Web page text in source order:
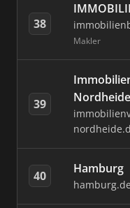
38
Makler
39
Nordheide
40 Hamburg
hamburg.de